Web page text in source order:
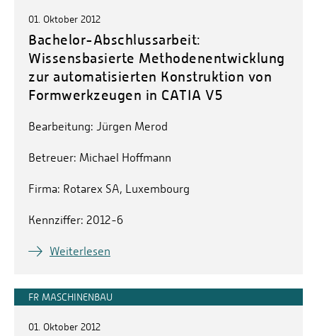
01. Oktober 2012
Bachelor-Abschlussarbeit:
Wissensbasierte Methodenentwicklung
zur automatisierten Konstruktion von
Formwerkzeugen in CATIA V5
Bearbeitung: Jürgen Merod
Betreuer: Michael Hoffmann
Firma: Rotarex SA, Luxembourg
Kennziffer: 2012-6
Weiterlesen
FR MASCHINENBAU
01. Oktober 2012